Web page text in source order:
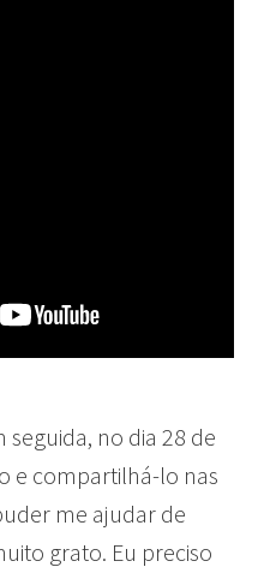
no dia 28 de
e compartilhá-lo nas
me ajudar de
grato. Eu preciso